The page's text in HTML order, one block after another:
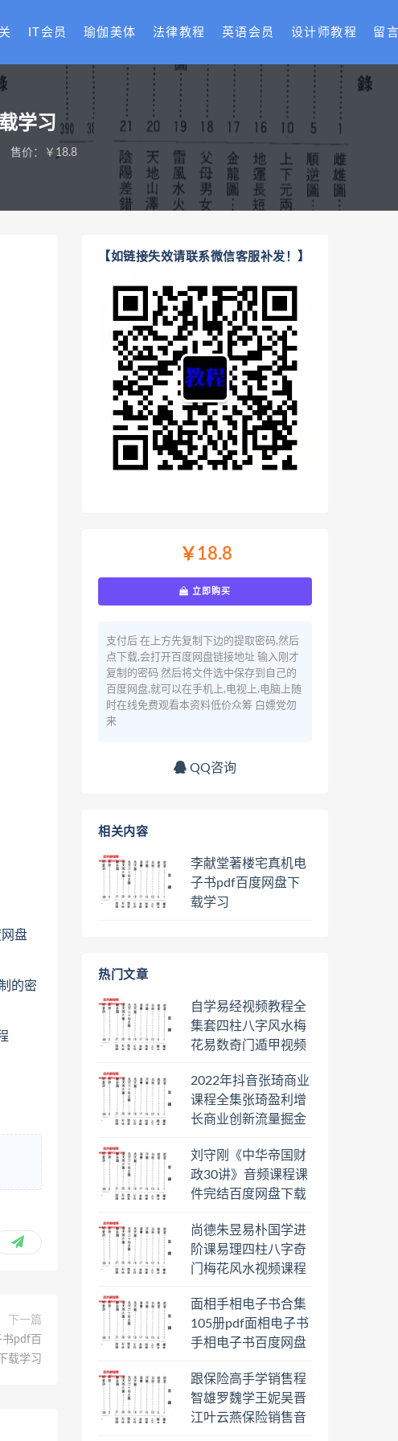
IT会员 瑜伽美体 法律教程 英语会员 设计师教程 留
学习
售价：￥18.8
盘
的密
下一篇
pdf百
载学习
【如链接失效请联系微信客服补发！】
￥18.8
立即购买
支付后 在上方先复制下边的提取密码,然后
点下载,会打开百度网盘链接地址 输入刚才
复制的密码 然后将文件选中保存到自己的
百度网盘,就可以在手机上,电视上,电脑上随
时在线免费观看本资料低价众筹 白嫖党勿
来
QQ咨询
相关内容
李献堂著楼宅真机电
子书pdf百度网盘下
载学习
热门文章
自学易经视频教程全
集套四柱八字风水梅
花易数奇门遁甲视频
日罗盘教程百度云网
盘会员
2022年抖音张琦商业
课程全集张琦盈利增
长商业创新流量掘金
盘下载学习
刘守刚《中华帝国财
政30讲》音频课程课
件完结百度网盘下载
尚德朱昱易朴国学进
阶课易理四柱八字奇
门梅花风水视频课程
学习
面相手相电子书合集
105册pdf面相电子书
手相电子书百度网盘
跟保险高手学销售程
智雄罗魏学王妮吴晋
江叶云燕保险销售音